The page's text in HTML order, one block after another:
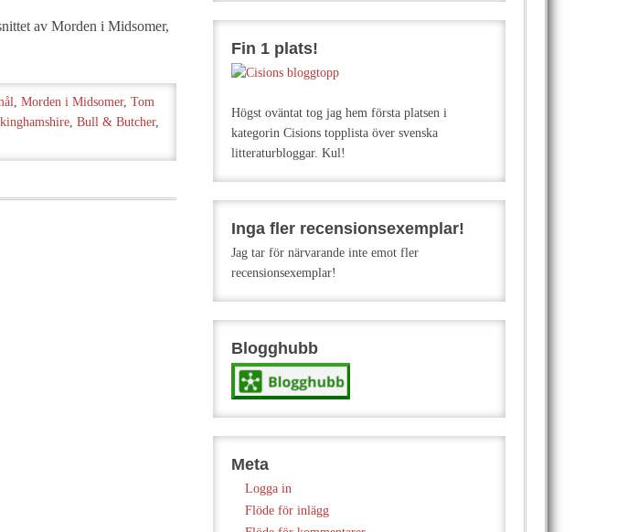
av Morden i Midsomer,
, Morden i Midsomer, Tom
, Bull & Butcher,
Fin 1 plats!
Högst oväntat tog jag hem första platsen i
kategorin Cisions topplista över svenska
litteraturbloggar. Kul!
Inga fler recensionsexemplar!
Jag tar för närvarande inte emot fler
recensionsexemplar!
Blogghubb
Meta
Logga in
Flöde för inlägg